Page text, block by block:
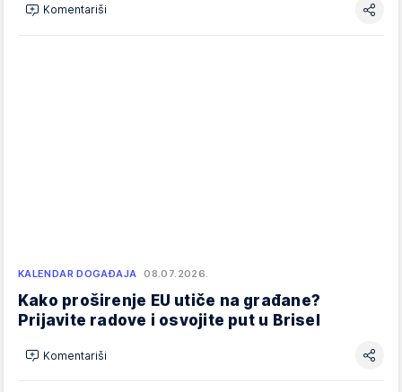
Komentariši
KALENDAR DOGAĐAJA 08.07.2026.
Kako proširenje EU utiče na građane?
Prijavite radove i osvojite put u Brisel
Komentariši